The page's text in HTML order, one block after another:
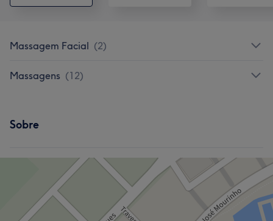
Massagem Facial (2)
Massagens (12)
Sobre